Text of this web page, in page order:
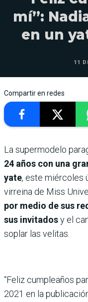
mí”:
en un
11
Compartir en redes
La supermodelo
24 años con una
yate, este miércoles
virreina de Miss
por medio de sus
sus invitadosy el
soplar las velitas.
“Feliz cumpleaños
2021 en la